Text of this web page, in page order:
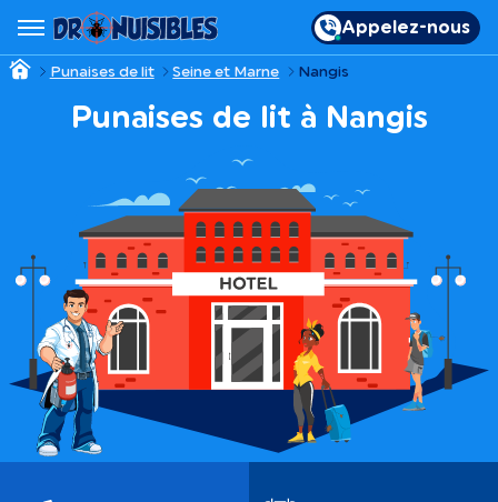
Appelez-nous
Punaises de lit Seine et Marne Nangis
Punaises de lit à Nangis